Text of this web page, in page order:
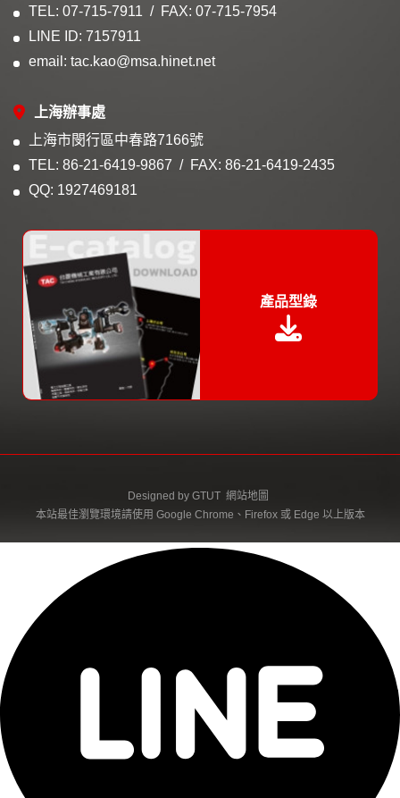
產品型錄
TEL: 07-715-7911
FAX: 07-715-7954
LINE ID: 7157911
email: tac.kao@msa.hinet.net
上海辦事處
上海市閔行區中春路7166號
TEL: 86-21-6419-9867
FAX: 86-21-6419-2435
QQ: 1927469181
Designed by GTUT 網站地圖
本站最佳瀏覽環境請使用 Google Chrome、Firefox 或 Edge 以上版本